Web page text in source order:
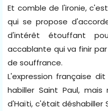
Et comble de l'ironie,
qui se propose
d'intérêt étouffant
accablante qui va finir
de souffrance.
L'expression française
habiller Saint Paul,
d'Haïti, c'était déshabiller